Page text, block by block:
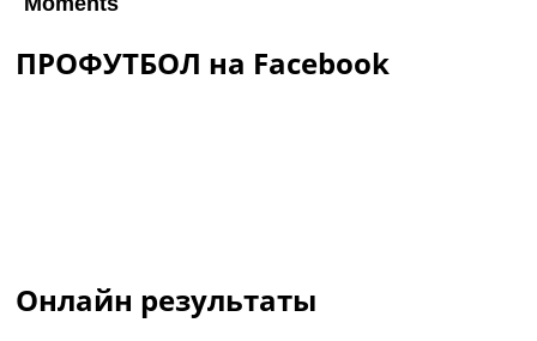
ПРОФУТБОЛ на Facebook
Онлайн результаты